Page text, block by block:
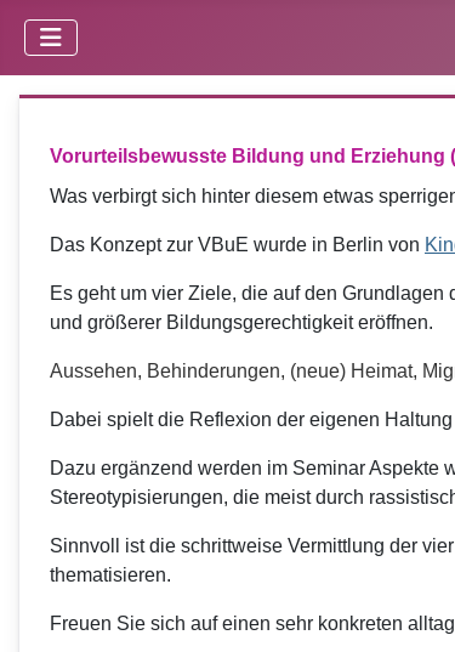
Vorurteilsbewusste Bildung und Erziehung
Was verbirgt sich hinter diesem etwas
Das Konzept zur VBuE wurde in Berlin von
Es geht um vier Ziele, die auf den
und größerer Bildungsgerechtigkeit eröffnen.
Aussehen, Behinderungen, (neue) Heimat,
Dabei spielt die Reflexion der eigenen
Dazu ergänzend werden im Seminar Aspekte
Stereotypisierungen, die meist durch
Sinnvoll ist die schrittweise Vermittlung der
thematisieren.
Freuen Sie sich auf einen sehr konkreten